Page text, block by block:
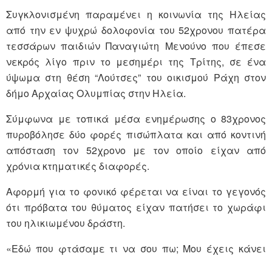
Συγκλονισμένη παραμένει η κοινωνία της Ηλείας
από την εν ψυχρώ δολοφονία του 52χρονου πατέρα
τεσσάρων παιδιών Παναγιώτη Μενούνο που έπεσε
νεκρός λίγο πριν το μεσημέρι της Τρίτης, σε ένα
ύψωμα στη θέση “Λούτσες” του οικισμού Ράχη στον
δήμο Αρχαίας Ολυμπίας στην Ηλεία.
Σύμφωνα με τοπικά μέσα ενημέρωσης ο 83χρονος
πυροβόλησε δύο φορές πισώπλατα και από κοντινή
απόσταση τον 52χρονο με τον οποίο είχαν από
χρόνια κτηματικές διαφορές.
Αφορμή για το φονικό φέρεται να είναι το γεγονός
ότι πρόβατα του θύματος είχαν πατήσει το χωράφι
του ηλικιωμένου δράστη.
«Εδώ που φτάσαμε τι να σου πω; Μου έχεις κάνει